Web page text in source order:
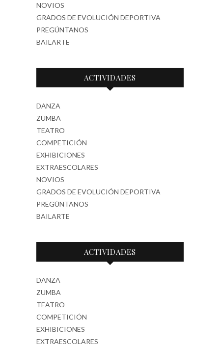
NOVIOS
GRADOS DE EVOLUCIÓN DEPORTIVA
PREGÚNTANOS
BAILARTE
ACTIVIDADES
DANZA
ZUMBA
TEATRO
COMPETICIÓN
EXHIBICIONES
EXTRAESCOLARES
NOVIOS
GRADOS DE EVOLUCIÓN DEPORTIVA
PREGÚNTANOS
BAILARTE
ACTIVIDADES
DANZA
ZUMBA
TEATRO
COMPETICIÓN
EXHIBICIONES
EXTRAESCOLARES